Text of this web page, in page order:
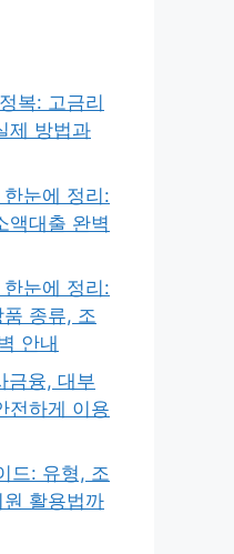
복: 고금리
제 방법과
눈에 정리:
액대출 완벽
눈에 정리:
종류, 조
안내
금융, 대부
전하게 이용
드: 유형, 조
활용법까